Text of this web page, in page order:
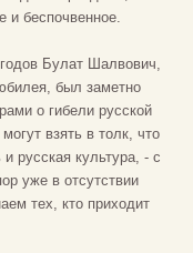
и беспочвенное.
Булат Шалвович,
был заметно
о гибели русской
взять в толк, что
русская культура, - с
уже в отсутствии
тех, кто приходит